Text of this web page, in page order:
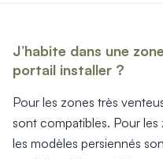
Produits > Portillons >
Produits > Portillons >
Produits > Portillons >
Produits > Portillons >
Produits > Clôtures >
Produits > Clôtures >
Produits > Clôtures >
J’habite dans une
portail installer ?
Pour les zones très
sont compatibles. Pour
les modèles persiennés